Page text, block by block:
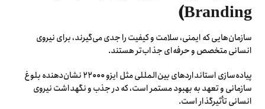
Branding)
سازمان‌هایی که ایمنی، سلامت و کیفیت را جدی می‌گیرند، برای نیروی
انسانی متخصص و حرفه‌ای جذاب‌تر هستند.
پیاده‌سازی استانداردهای بین‌المللی مثل ایزو ۲۲۰۰۰ نشان‌دهنده بلوغ
سازمانی و تعهد به بهبود مستمر است، که در جذب و نگهداشت نیروی
انسانی تأثیرگذار است.